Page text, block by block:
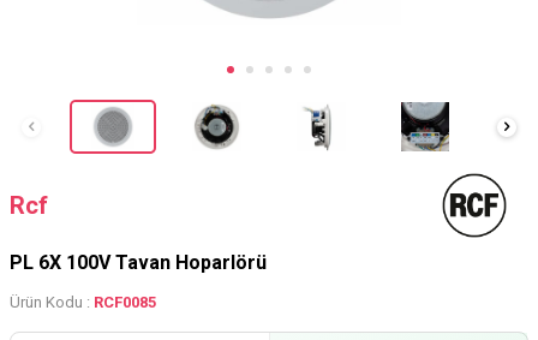
Rcf
PL 6X 100V Tavan Hoparlörü
Ürün Kodu : RCF0085